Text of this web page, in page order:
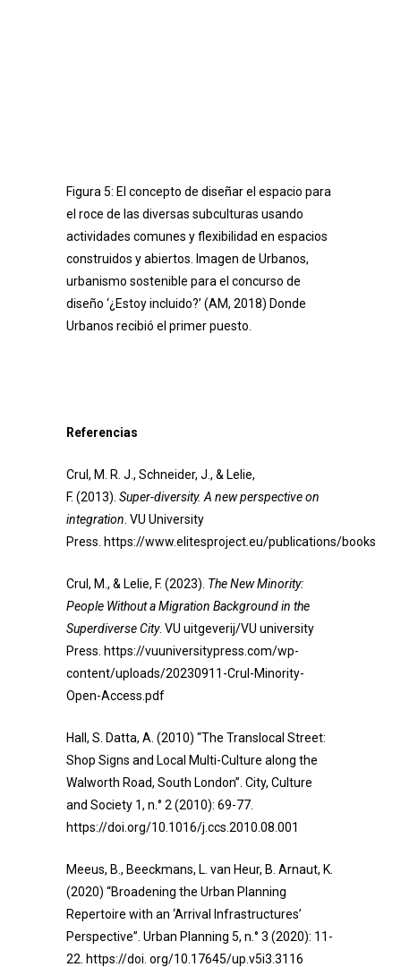
Figura 5: El concepto de diseñar el espacio para
el roce de las diversas subculturas usando
actividades comunes y flexibilidad en espacios
construidos y abiertos. Imagen de Urbanos,
urbanismo sostenible para el concurso de
diseño ‘¿Estoy incluido?’ (AM, 2018) Donde
Urbanos recibió el primer puesto.
Referencias
Crul, M. R. J., Schneider, J., & Lelie,
F. (2013). Super-diversity. A new perspective on
integration . VU University
Press. https://www.elitesproject.eu/publications/books
Crul, M., & Lelie, F. (2023). The New Minority:
People Without a Migration Background in the
Superdiverse City. VU uitgeverij/VU university
Press. https://vuuniversitypress.com/wp-
content/uploads/20230911-Crul-Minority-
Open-Access.pdf
Hall, S. Datta, A. (2010) “The Translocal Street:
Shop Signs and Local Multi-Culture along the
Walworth Road, South London”. City, Culture
and Society 1, n.° 2 (2010): 69-77.
https://doi.org/10.1016/j.ccs.2010.08.001
Meeus, B., Beeckmans, L. van Heur, B. Arnaut, K.
(2020) “Broadening the Urban Planning
Repertoire with an ‘Arrival Infrastructures’
Perspective”. Urban Planning 5, n.° 3 (2020): 11-
22. https://doi. org/10.17645/up.v5i3.3116